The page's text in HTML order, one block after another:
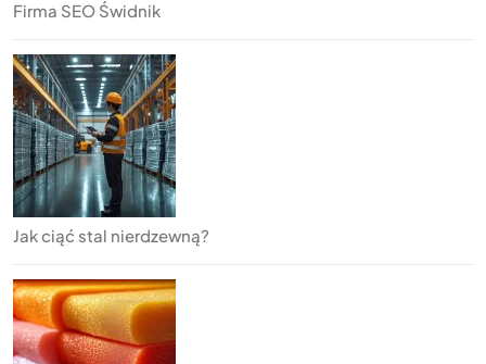
Firma SEO Świdnik
Jak ciąć stal nierdzewną?